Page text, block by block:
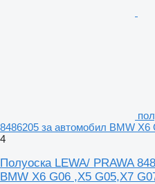
8486205 за автомобил BMW X6
4
Полуоска LEWA/ PRAWA
BMW X6 G06 ,X5 G05,X7